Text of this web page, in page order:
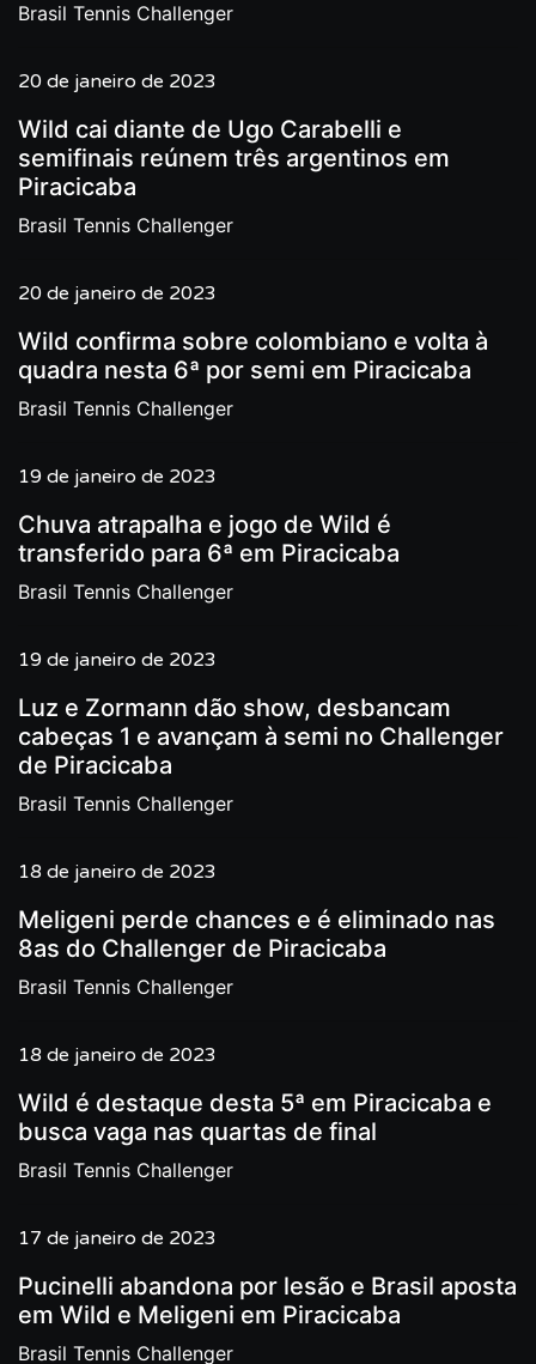
Brasil Tennis Challenger
20 de janeiro de 2023
Wild cai diante de Ugo Carabelli e
semifinais reúnem três argentinos em
Piracicaba
Brasil Tennis Challenger
20 de janeiro de 2023
Wild confirma sobre colombiano e volta à
quadra nesta 6ª por semi em Piracicaba
Brasil Tennis Challenger
19 de janeiro de 2023
Chuva atrapalha e jogo de Wild é
transferido para 6ª em Piracicaba
Brasil Tennis Challenger
19 de janeiro de 2023
Luz e Zormann dão show, desbancam
cabeças 1 e avançam à semi no Challenger
de Piracicaba
Brasil Tennis Challenger
18 de janeiro de 2023
Meligeni perde chances e é eliminado nas
8as do Challenger de Piracicaba
Brasil Tennis Challenger
18 de janeiro de 2023
Wild é destaque desta 5ª em Piracicaba e
busca vaga nas quartas de final
Brasil Tennis Challenger
17 de janeiro de 2023
Pucinelli abandona por lesão e Brasil aposta
em Wild e Meligeni em Piracicaba
Brasil Tennis Challenger